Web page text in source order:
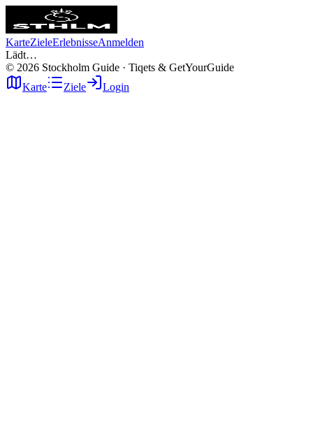
KarteZieleErlebnisseAnmelden
Lädt…
© 2026 Stockholm Guide · Tiqets & GetYourGuide
Karte
Ziele Login